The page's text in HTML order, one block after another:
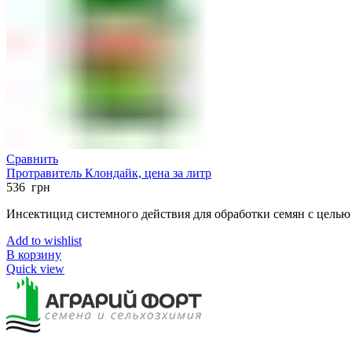
Сравнить
Протравитель Клондайк, цена за литр
536 грн
Инсектицид системного действия для обработки семян с
Add to wishlist
В корзину
Quick view